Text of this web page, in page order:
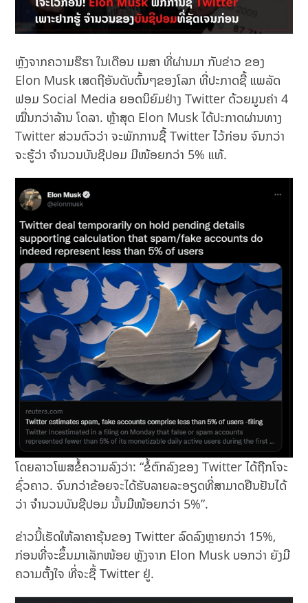
ຫຼັງຈາກຄວາມຮືຮາ ໃນເດືອນ ເມສາ ທີ່ຜ່ານມາ ກັບຂ່າວ ຂອງ
Elon Musk ເສດຖີອັນດັບຕົ້ນໆຂອງໂລກ ທີ່ປະກາດຊື້ ແພລັດ
ຟອມ Social Media ຍອດນິຍົມຢ່າງ Twitter ດ້ວຍມູນຄ່າ 4
ໝື່ນກວ່າລ້ານ ໂດລາ. ຫຼ້າສຸດ Elon Musk ໄດ້ປະກາດຜ່ານທາງ
Twitter ສ່ວນຕົວວ່າ ຈະພັກການຊື້ Twitter ໄວ້ກ່ອນ ຈົນກວ່າ
ຈະຮູ້ວ່າ ຈຳນວນບັນຊີປອມ ມີໜ້ອຍກວ່າ 5% ແທ້.
ໂດຍລາວໂພສຂໍ້ຄວາມລົງວ່າ: “ຂໍ້ຕົກລົງຂອງ Twitter ໄດ້ຖືກໂຈະ
ຊົ່ວຄາວ. ຈົນກວ່າຂ້ອຍຈະໄດ້ຮັບລາຍລະອຽດທີ່ສາມາດຢືນຢັນໄດ້
ວ່າ ຈໍານວນບັນຊີປອມ ນັ້ນມີໜ້ອຍກວ່າ 5%”.
ຂ່າວນີ້​ເຮັດ​ໃຫ້ລາຄາ​ຮຸ້ນຂອງ Twitter ​ລົດ​ລົງ​ຫຼາຍ​ກວ່າ 15%,
ກ່ອນ​ທີ່​ຈະ​ຂຶ້ນມາເລັກໜ້ອຍ ຫຼັງຈາກ Elon Musk ບອກວ່າ ຍັງມີ
ຄວາມຕັ້ງໃຈ ທີ່ຈະຊື້ Twitter ຢູ່.